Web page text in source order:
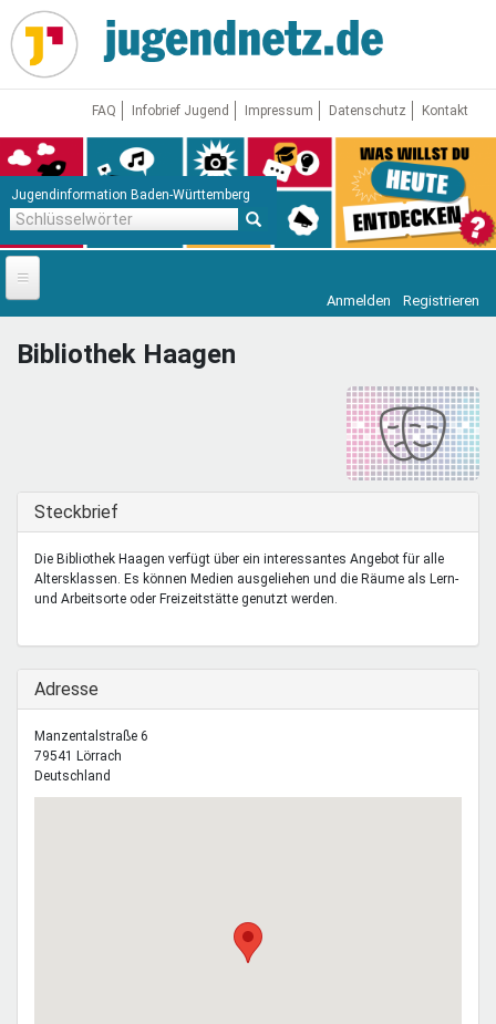
Direkt
zum
Inhalt
FAQ Infobrief Jugend Impressum Datenschutz Kontakt
Jugendinformation Baden-Württemberg
Startseite
News
Mentoren & Projekte
Schule & Beruf
Anmelden Registrieren
Bibliothek Haagen
Ausblenden
Steckbrief
Die Bibliothek Haagen verfügt über ein interessantes Angebot für alle
Altersklassen. Es können Medien ausgeliehen und die Räume als Lern-
und Arbeitsorte oder Freizeitstätte genutzt werden.
Ausblenden
Adresse
Manzentalstraße 6
79541 Lörrach
Deutschland